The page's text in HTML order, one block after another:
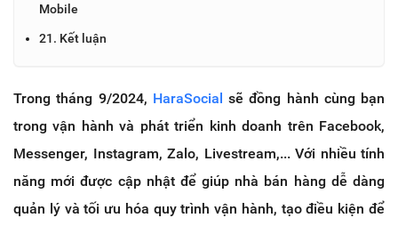
Mobile
21. Kết luận
Trong tháng 9/2024, HaraSocial sẽ đồng hành cùng bạn
trong vận hành và phát triển kinh doanh trên Facebook,
Messenger, Instagram, Zalo, Livestream,... Với nhiều tính
năng mới được cập nhật để giúp nhà bán hàng dễ dàng
quản lý và tối ưu hóa quy trình vận hành, tạo điều kiện để